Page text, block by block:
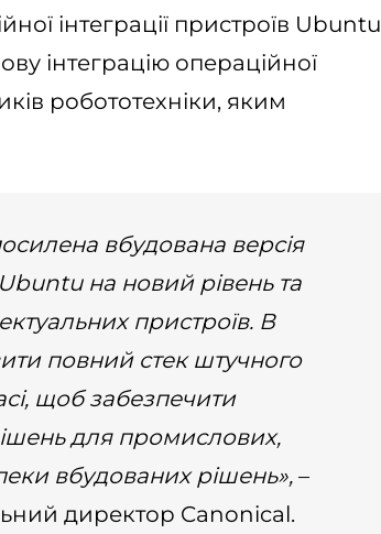
інтеграції пристроїв Ubuntu
інтеграцію операційної
робототехніки, яким
вбудована версія
на новий рівень та
пристроїв. В
повний стек штучного
щоб забезпечити
для промислових,
вбудованих рішень», –
директор Canonical.